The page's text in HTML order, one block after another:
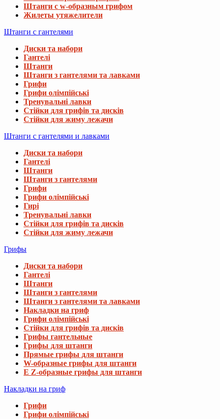
Штанги с w-образным грифом
Жилеты утяжелители
Штанги с гантелями
Диски та набори
Гантелі
Штанги
Штанги з гантелями та лавками
Грифи
Грифи олімпійські
Тренувальні лавки
Стійки для грифів та дисків
Стійки для жиму лежачи
Штанги с гантелями и лавками
Диски та набори
Гантелі
Штанги
Штанги з гантелями
Грифи
Грифи олімпійські
Гирі
Тренувальні лавки
Стійки для грифів та дисків
Стійки для жиму лежачи
Грифы
Диски та набори
Гантелі
Штанги
Штанги з гантелями
Штанги з гантелями та лавками
Накладки на гриф
Грифи олімпійські
Стійки для грифів та дисків
Грифы гантельные
Грифы для штанги
Прямые грифы для штанги
W-образные грифы для штанги
E Z-образные грифы для штанги
Накладки на гриф
Грифи
Грифи олімпійські